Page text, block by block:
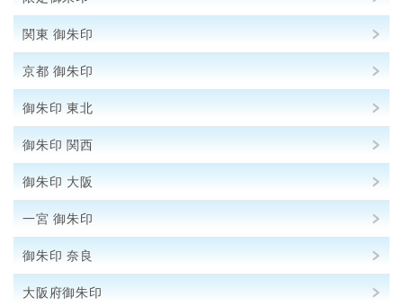
関東 御朱印
京都 御朱印
御朱印 東北
御朱印 関西
御朱印 大阪
一宮 御朱印
御朱印 奈良
大阪府御朱印